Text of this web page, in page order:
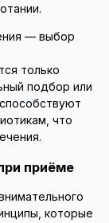
— выбор
только
подбор или
что
приёме
которые